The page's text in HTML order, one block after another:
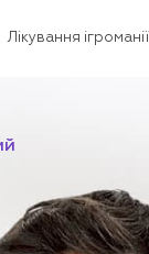
Лікування ігроманії